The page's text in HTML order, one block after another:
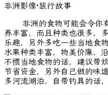
非洲的食物可能会令你有
养丰富，而且种类也很多，
乐趣，另外多吃一些当地食
水果种类丰富，物美价廉，
不惯当地食物的话，建议带
节省资金，另外自己做的味
多河流湖泊，自带钓具的话